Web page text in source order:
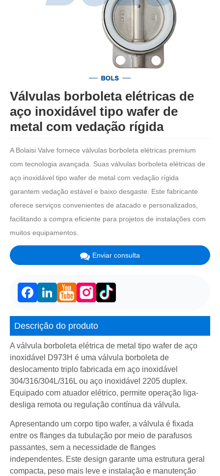
Válvulas borboleta elétricas de
aço inoxidável tipo wafer de
metal com vedação rígida
A Bolaisi Valve fornece válvulas borboleta elétricas premium
com tecnologia avançada. Suas válvulas borboleta elétricas de
aço inoxidável tipo wafer de metal com vedação rígida
garantem vedação estável e baixo desgaste. Este fabricante
oferece serviços convenientes de atacado e personalizados,
facilitando a compra eficiente para projetos de instalações com
muitos equipamentos.
Enviar consulta
FacebookLinkedIn
Descrição do produto
A válvula borboleta elétrica de metal tipo wafer de aço
inoxidável D973H é uma válvula borboleta de
deslocamento triplo fabricada em aço inoxidável
304/316/304L/316L ou aço inoxidável 2205 duplex.
Equipado com atuador elétrico, permite operação liga-
desliga remota ou regulação contínua da válvula.
Apresentando um corpo tipo wafer, a válvula é fixada
entre os flanges da tubulação por meio de parafusos
passantes, sem a necessidade de flanges
independentes. Este design garante uma estrutura geral
compacta, peso mais leve e instalação e manutenção